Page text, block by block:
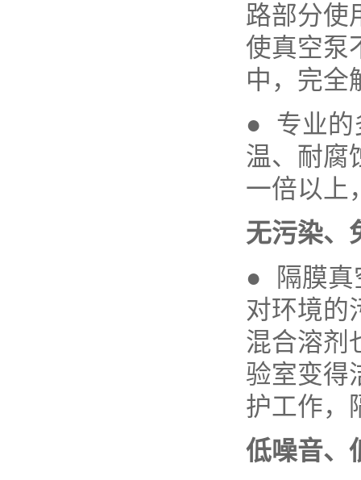
路部分使
使真空泵
中，完全
● 专业的
温、耐腐
一倍以上
无污染、
● 隔膜真
对环境的
混合溶剂
验室变得
护工作，
低噪音、